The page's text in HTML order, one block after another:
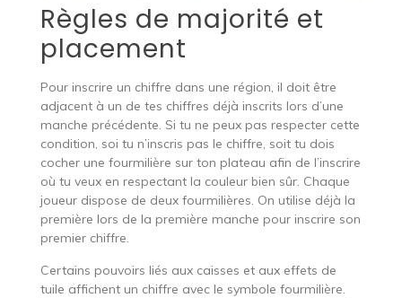
Règles de majorité et
placement
Pour inscrire un chiffre dans une région, il doit être
adjacent à un de tes chiffres déjà inscrits lors d’une
manche précédente. Si tu ne peux pas respecter cette
condition, soi tu n’inscris pas le chiffre, soit tu dois
cocher une fourmilière sur ton plateau afin de l’inscrire
où tu veux en respectant la couleur bien sûr. Chaque
joueur dispose de deux fourmilières. On utilise déjà la
première lors de la première manche pour inscrire son
premier chiffre.
Certains pouvoirs liés aux caisses et aux effets de
tuile affichent un chiffre avec le symbole fourmilière.